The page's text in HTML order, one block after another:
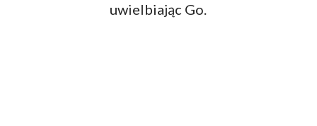
uwielbiając Go.